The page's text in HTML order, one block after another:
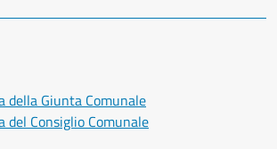
della Giunta Comunale
del Consiglio Comunale